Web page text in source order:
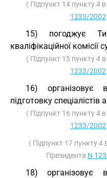
( Підпункт 14 пункту 4
1233/2002
15) погоджує
кваліфікаційної комісії
( Підпункт 15 пункту 4
1233/2002
16) організовує
підготовку спеціалістів
( Підпункт 16 пункту 4
1233/2002
( Підпункт 17 пункту 4
Президента N
18) організовує